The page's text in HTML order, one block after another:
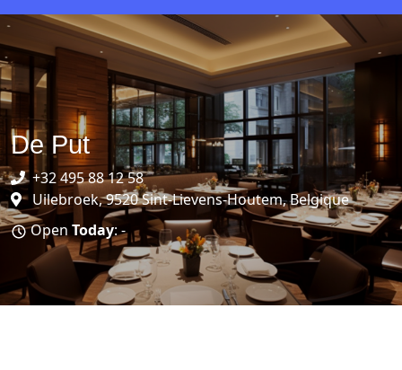
De Put
+32 495 88 12 58
Uilebroek, 9520 Sint-Lievens-Houtem, Belgique
Open Today: -